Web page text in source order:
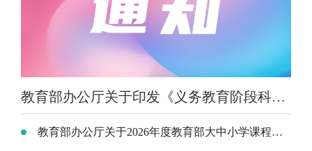
教育部办公厅关于印发《义务教育阶段科学教育“做中学”领航行动指南》的通知
教育部办公厅关于2026年度教育部大中小学课程教材研究项目立项的通知